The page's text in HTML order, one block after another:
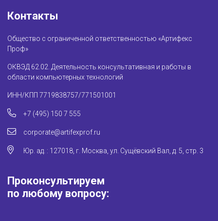
Контакты
Общество с ограниченной ответственностью «Артифекс
Проф»
ОКВЭД 62.02. Деятельность консультативная и работы в
области компьютерных технологий
ИНН/КПП 7719838757/771501001
+7 (495) 150 7 555
corporate@artifexprof.ru
Юр. ад. : 127018, г. Москва, ул. Сущёвский Вал, д. 5, стр. 3
Проконсультируем
по любому вопросу: